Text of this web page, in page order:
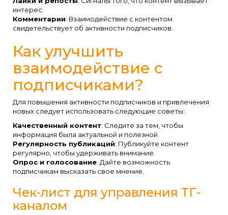
интерес.
Комментарии: Взаимодействие с контентом
свидетельствует об активности подписчиков.
Как улучшить
взаимодействие с
подписчиками?
Для повышения активности подписчиков и привлечения
новых следует использовать следующие советы:
Качественный контент: Следите за тем, чтобы
информация была актуальной и полезной.
Регулярность публикаций: Публикуйте контент
регулярно, чтобы удерживать внимание.
Опрос и голосование: Дайте возможность
подписчикам высказать свое мнение.
Чек-лист для управления ТГ-
каналом